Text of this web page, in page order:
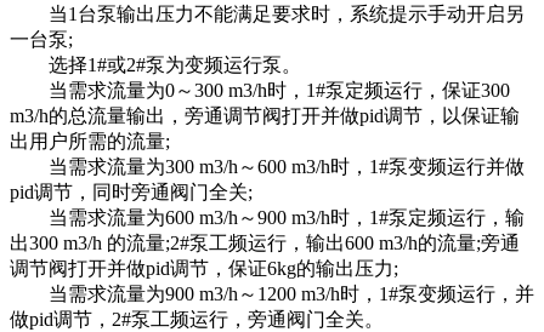
当1台泵输出压力不能满足要求时，系统提示手动开启另
一台泵;
选择1#或2#泵为变频运行泵。
当需求流量为0～300 m3/h时，1#泵定频运行，保证300
m3/h的总流量输出，旁通调节阀打开并做pid调节，以保证输
出用户所需的流量;
当需求流量为300 m3/h～600 m3/h时，1#泵变频运行并做
pid调节，同时旁通阀门全关;
当需求流量为600 m3/h～900 m3/h时，1#泵定频运行，输
出300 m3/h 的流量;2#泵工频运行，输出600 m3/h的流量;旁通
调节阀打开并做pid调节，保证6kg的输出压力;
当需求流量为900 m3/h～1200 m3/h时，1#泵变频运行，并
做pid调节，2#泵工频运行，旁通阀门全关。